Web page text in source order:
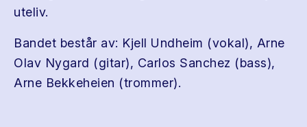
uteliv.
Bandet består av: Kjell Undheim (vokal), Arne
Olav Nygard (gitar), Carlos Sanchez (bass),
Arne Bekkeheien (trommer).